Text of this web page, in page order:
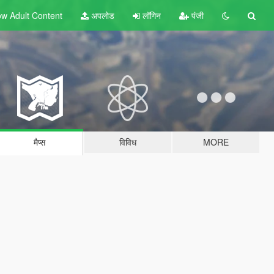
AdultContent अपलोड लॉगिन पंजी
मैप्स विविध MORE